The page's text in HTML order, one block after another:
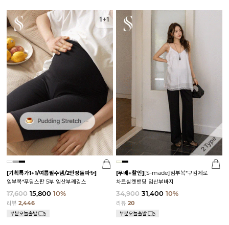
[기획특가1+1/여름필수템/2만장돌파✨]
임부복*푸딩스판 5부 임산부레깅스
17,600 15,800 10%
리뷰 2,446
[무배+할인][S-made]임부복*구김제로
차르실켓밴딩 임산부바지
34,900 31,400 10%
리뷰 20